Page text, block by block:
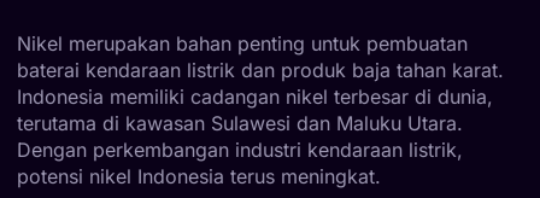
Nikel merupakan bahan penting untuk pembuatan
baterai kendaraan listrik dan produk baja tahan karat.
Indonesia memiliki cadangan nikel terbesar di dunia,
terutama di kawasan Sulawesi dan Maluku Utara.
Dengan perkembangan industri kendaraan listrik,
potensi nikel Indonesia terus meningkat.